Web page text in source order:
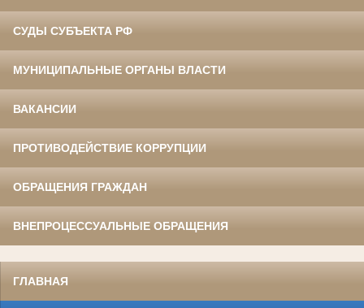
СУДЫ СУБЪЕКТА РФ
МУНИЦИПАЛЬНЫЕ ОРГАНЫ ВЛАСТИ
ВАКАНСИИ
ПРОТИВОДЕЙСТВИЕ КОРРУПЦИИ
ОБРАЩЕНИЯ ГРАЖДАН
ВНЕПРОЦЕССУАЛЬНЫЕ ОБРАЩЕНИЯ
ГЛАВНАЯ